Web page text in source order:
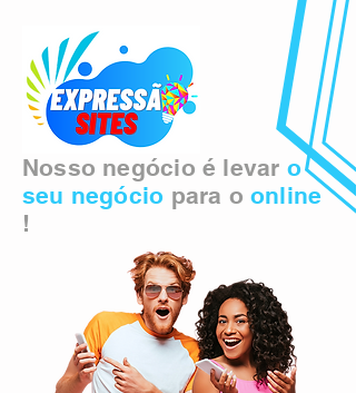
Nosso negócio é levar o
seu negócio para o online
!